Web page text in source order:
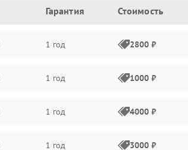
Гарантия Стоимость
1 год 2800 ₽
1 год 1000 ₽
1 год 4000 ₽
1 год 3000 ₽